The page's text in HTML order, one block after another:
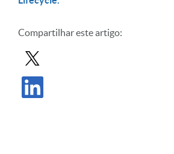
Compartilhar este artigo:
Compartilhar postagem no X